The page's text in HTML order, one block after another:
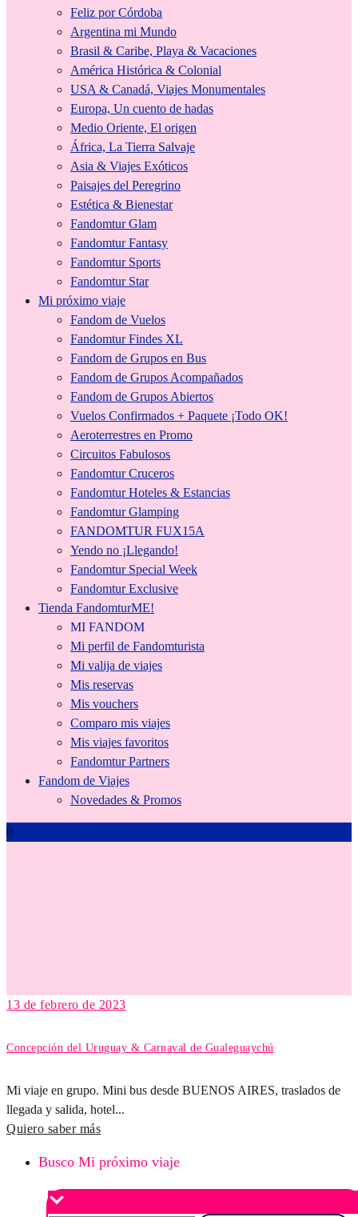
Feliz por Córdoba
Argentina mi Mundo
Brasil & Caribe, Playa & Vacaciones
América Histórica & Colonial
USA & Canadá, Viajes Monumentales
Europa, Un cuento de hadas
Medio Oriente, El origen
África, La Tierra Salvaje
Asia & Viajes Exóticos
Paisajes del Peregrino
Estética & Bienestar
Fandomtur Glam
Fandomtur Fantasy
Fandomtur Sports
Fandomtur Star
Mi próximo viaje
Fandom de Vuelos
Fandomtur Findes XL
Fandom de Grupos en Bus
Fandom de Grupos Acompañados
Fandom de Grupos Abiertos
Vuelos Confirmados + Paquete ¡Todo OK!
Aeroterrestres en Promo
Circuitos Fabulosos
Fandomtur Cruceros
Fandomtur Hoteles & Estancias
Fandomtur Glamping
FANDOMTUR FUX15A
Yendo no ¡Llegando!
Fandomtur Special Week
Fandomtur Exclusive
Tienda FandomturME!
MI FANDOM
Mi perfil de Fandomturista
Mi valija de viajes
Mis reservas
Mis vouchers
Comparo mis viajes
Mis viajes favoritos
Fandomtur Partners
Fandom de Viajes
Novedades & Promos
0
13 de febrero de 2023
Concepción del Uruguay & Carnaval de Gualeguaychú
Mi viaje en grupo. Mini bus desde BUENOS AIRES, traslados de
llegada y salida, hotel...
Quiero saber más
Busco Mi próximo viaje